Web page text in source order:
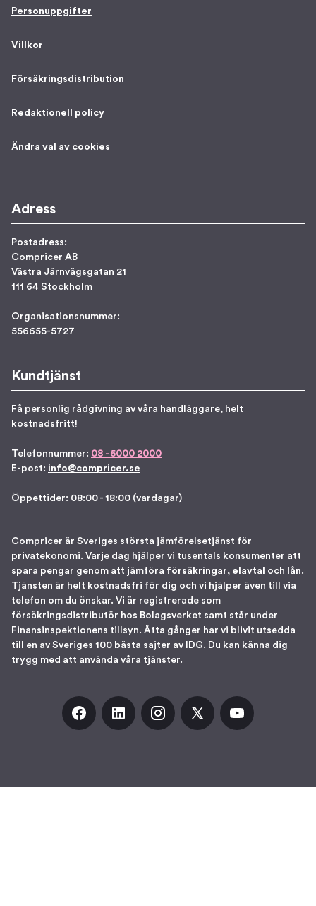
Personuppgifter
Villkor
Försäkringsdistribution
Redaktionell policy
Ändra val av cookies
Adress
Postadress:
Compricer AB
Västra Järnvägsgatan 21
111 64 Stockholm
Organisationsnummer:
556655-5727
Kundtjänst
Få personlig rådgivning av våra handläggare, helt
kostnadsfritt!
Telefonnummer: 08 - 5000 2000
E-post: info@compricer.se
Öppettider: 08:00 - 18:00 (vardagar)
Compricer är Sveriges största jämförelsetjänst för
privatekonomi. Varje dag hjälper vi tusentals konsumenter att
spara pengar genom att jämföra försäkringar, elavtal och lån.
Tjänsten är helt kostnadsfri för dig och vi hjälper även till via
telefon om du önskar. Vi är registrerade som
försäkringsdistributör hos Bolagsverket samt står under
Finansinspektionens tillsyn. Åtta gånger har vi blivit utsedda
till en av Sveriges 100 bästa sajter av IDG. Du kan känna dig
trygg med att använda våra tjänster.